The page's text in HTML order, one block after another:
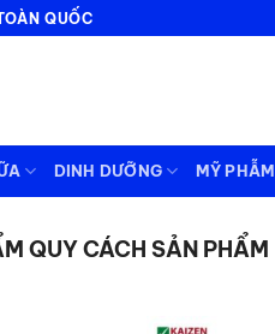
QUỐC
DINH DƯỠNG MỸ PHẪM
QUY CÁCH SẢN PHẨM